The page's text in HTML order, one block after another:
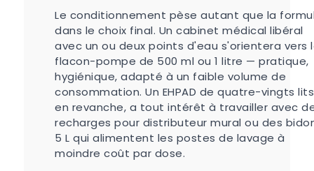
Le conditionnement pèse autant que la
dans le choix final. Un cabinet médical libéral
avec un ou deux points d'eau s'orientera vers
flacon-pompe de 500 ml ou 1 litre — pratique,
hygiénique, adapté à un faible volume de
consommation. Un EHPAD de quatre-vingts
en revanche, a tout intérêt à travailler avec
recharges pour distributeur mural ou des
5 L qui alimentent les postes de lavage à
moindre coût par dose.